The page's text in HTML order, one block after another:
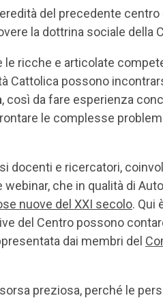
del precedente centro
la dottrina sociale della
le ricche e articolate
Cattolica possono
, così da fare esperienza
le complesse
docenti e ricercatori,
che in qualità di
nuove del XXI secolo. Qui
del Centro possono
dai membri del
preziosa, perché le